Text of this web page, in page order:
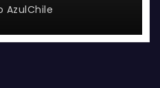
AzulChile